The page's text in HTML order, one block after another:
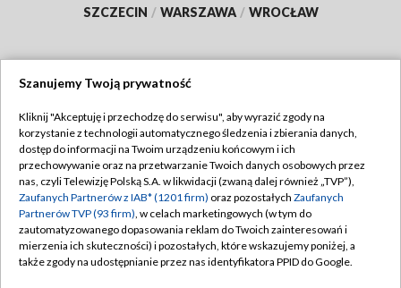
SZCZECIN / WARSZAWA / WROCŁAW
TVP
Abonament TVP
Emisja w TVP
Centrum informacji TVP
Naziemna Telewizja Cyfrowa
Regulamin TVP
Polityka prywatności
Moje zgody
Pomoc
Szanujemy Twoją prywatność
Kliknij "Akceptuję i przechodzę do serwisu", aby wyrazić zgody na
korzystanie z technologii automatycznego śledzenia i zbierania danych,
dostęp do informacji na Twoim urządzeniu końcowym i ich
przechowywanie oraz na przetwarzanie Twoich danych osobowych przez
nas, czyli Telewizję Polską S.A. w likwidacji (zwaną dalej również „TVP”),
Zaufanych Partnerów z IAB* (1201 firm) oraz pozostałych Zaufanych
Partnerów TVP (93 firm), w celach marketingowych (w tym do
zautomatyzowanego dopasowania reklam do Twoich zainteresowań i
mierzenia ich skuteczności) i pozostałych, które wskazujemy poniżej, a
także zgody na udostępnianie przez nas identyfikatora PPID do Google.